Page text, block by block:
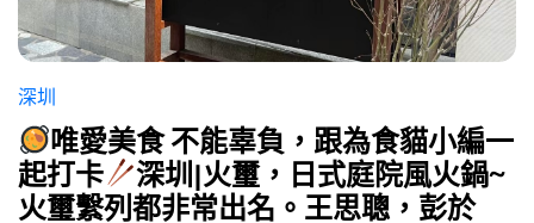
深圳
唯愛美食 不能辜負，跟為食貓小編一
起打卡
深圳|火璽，日式庭院風火鍋~
火璽繫列都非常出名。王思聰，彭於